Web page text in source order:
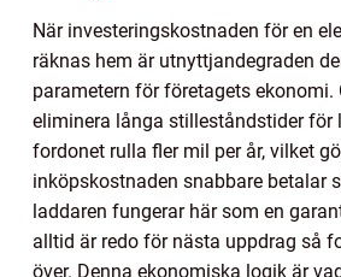
När investeringskostnaden för en
räknas hem är utnyttjandegraden
parametern för företagets ekonomi.
eliminera långa stilleståndstider för
fordonet rulla fler mil per år, vilket
inköpskostnaden snabbare betalar
laddaren fungerar här som en
alltid är redo för nästa uppdrag så
över. Denna ekonomiska logik är